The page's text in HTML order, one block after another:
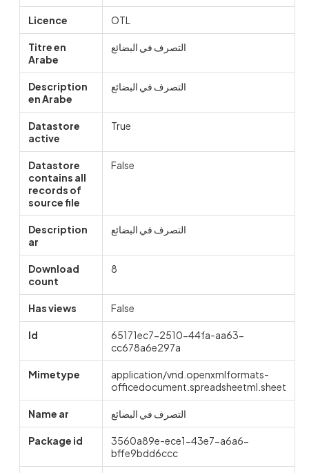
Licence OTL
Titre en
Arabe
التصرف في البضائع
Description
en Arabe
التصرف في البضائع
Datastore
active
True
Datastore
contains all
records of
source file
False
Description
ar
التصرف في البضائع
Download
count
8
Has views False
Id
65171ec7-2510-44fa-aa63-
cc678a6e297a
Mimetype
application/vnd.openxmlformats-
officedocument.spreadsheetml.sheet
Name ar التصرف في البضائع
Package id
3560a89e-ece1-43e7-a6a6-
bffe9bdd6ccc